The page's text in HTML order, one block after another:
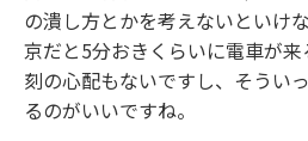
の潰し方とかを考えないといけ
京だと5分おきくらいに電車が
刻の心配もないですし、そうい
るのがいいですね。